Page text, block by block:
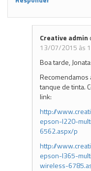
Creative admin
13/07/2015 às
Boa tarde,
Recomendamos
tanque de tinta.
link:
http://
epson-l220-
6562.aspx/p
http://
epson-l365-
wireless-